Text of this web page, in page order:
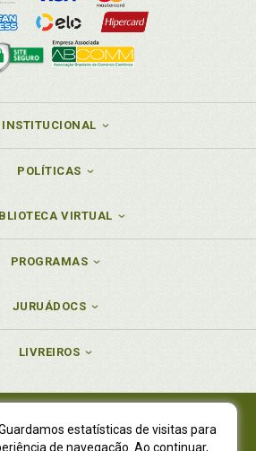
INSTITUCIONAL
POLÍTICAS
VIRTUAL
PROGRAMAS
JURUÁDOCS
LIVREIROS
Ltda., CNPJ 77.535.508/0001-19
estatísticas de visitas para
de navegação. Ao continuar,